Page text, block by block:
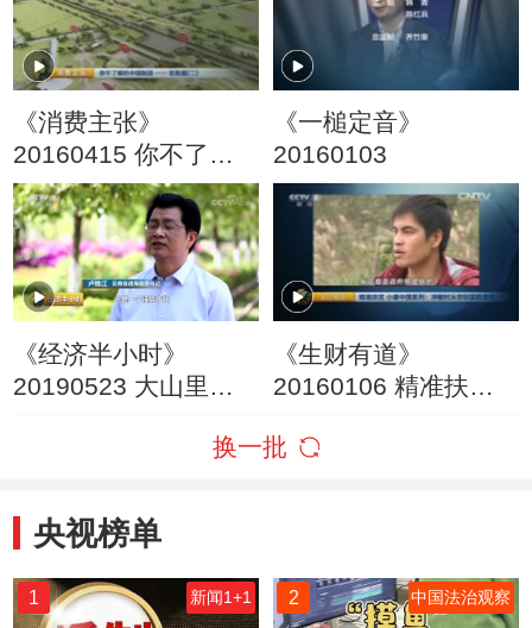
《消费主张》
20160415 你不了解
的中国制造——轮胎
篇（二）
《一槌定音》
20160103
《经济半小时》
20190523 大山里的
《生财有道》
20160106 精准扶贫
村从穷到富的变迁
换一批
央视榜单
1 新闻1+1 2 中国法治观察